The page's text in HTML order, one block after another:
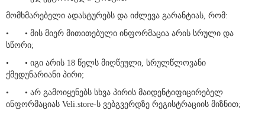
• ელექტრონული ფოსტით
მომხმარებელი ადასტურებს და იძლევა გარანტიას, რომ:
•
• მის მიერ მითითებული ინფორმაცია არის სრული და
• იგი არის 18 წელს მიღწეული, სრულწლოვანი
ქმედუნარიანი პირი;
• არ გამოიყენებს სხვა პირის მაიდენტიფიცირებელ
ინფორმაციას Veli.store-ს ვებგვერდზე რეგისტრაციის მიზნით;